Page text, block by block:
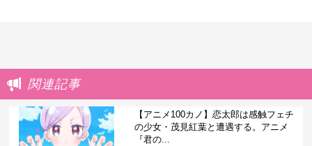
関連記事
【アニメ100カノ】恋太郎は感触フェチ
の少女・茂見紅葉と遭遇する。アニメ
『君の...